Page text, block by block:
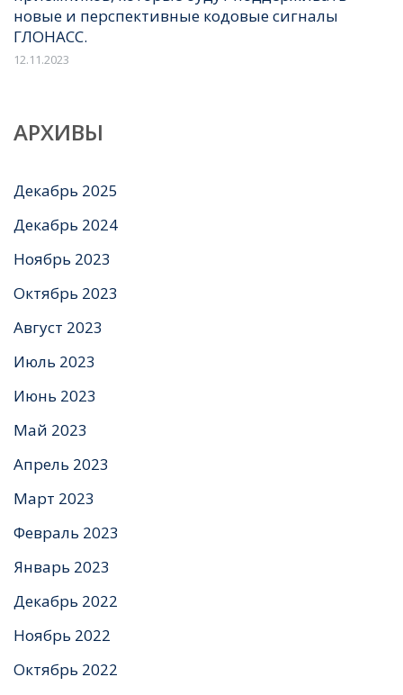
новые и перспективные кодовые сигналы
ГЛОНАСС.
12.11.2023
АРХИВЫ
Декабрь 2025
Декабрь 2024
Ноябрь 2023
Октябрь 2023
Август 2023
Июль 2023
Июнь 2023
Май 2023
Апрель 2023
Март 2023
Февраль 2023
Январь 2023
Декабрь 2022
Ноябрь 2022
Октябрь 2022